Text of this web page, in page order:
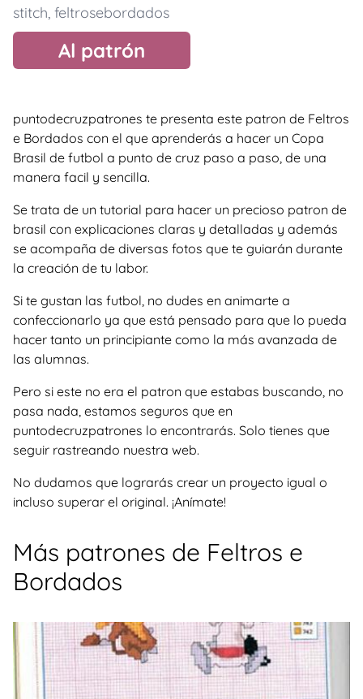
stitch, feltrosebordados
Al patrón
puntodecruzpatrones te presenta este patron de Feltros
e Bordados con el que aprenderás a hacer un Copa
Brasil de futbol a punto de cruz paso a paso, de una
manera facil y sencilla.
Se trata de un tutorial para hacer un precioso patron de
brasil con explicaciones claras y detalladas y además
se acompaña de diversas fotos que te guiarán durante
la creación de tu labor.
Si te gustan las futbol, no dudes en animarte a
confeccionarlo ya que está pensado para que lo pueda
hacer tanto un principiante como la más avanzada de
las alumnas.
Pero si este no era el patron que estabas buscando, no
pasa nada, estamos seguros que en
puntodecruzpatrones lo encontrarás. Solo tienes que
seguir rastreando nuestra web.
No dudamos que lograrás crear un proyecto igual o
incluso superar el original. ¡Anímate!
Más patrones de Feltros e
Bordados